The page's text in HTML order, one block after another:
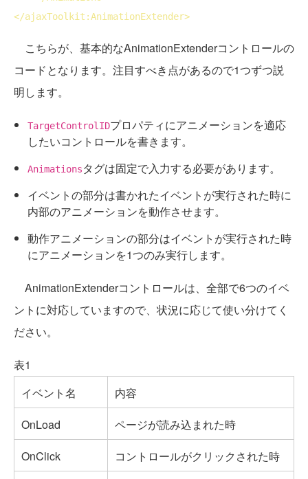
</ajaxToolkit:AnimationExtender>
こちらが、基本的なAnimationExtenderコントロールの
コードとなります。注目すべき点があるので1つずつ説
明します。
TargetControlIDプロパティにアニメーションを適応
したいコントロールを書きます。
Animationsタグは固定で入力する必要があります。
イベントの部分は書かれたイベントが実行された時に
内部のアニメーションを動作させます。
動作アニメーションの部分はイベントが実行された時
にアニメーションを1つのみ実行します。
AnimationExtenderコントロールは、全部で6つのイベ
ントに対応していますので、状況に応じて使い分けてく
ださい。
表1
イベント名
内容
OnLoad
ページが読み込まれた時
OnClick
コントロールがクリックされた時